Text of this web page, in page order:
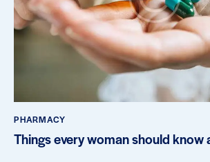
PHARMACY
Things every woman should know